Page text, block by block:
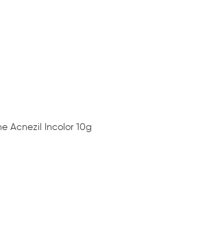
Acnezil Incolor 10g